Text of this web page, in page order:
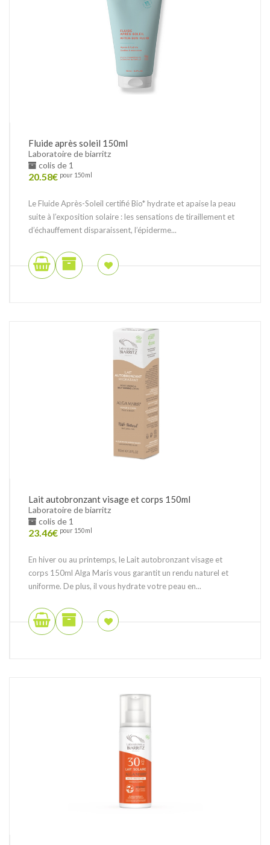
Fluide après soleil 150ml
Laboratoire de biarritz
colis de 1
20.58€ pour 150ml
Le Fluide Après-Soleil certifié Bio* hydrate et apaise la peau
suite à l’exposition solaire : les sensations de tiraillement et
d’échauffement disparaissent, l’épiderme...
Lait autobronzant visage et corps 150ml
Laboratoire de biarritz
colis de 1
23.46€ pour 150ml
En hiver ou au printemps, le Lait autobronzant visage et
corps 150ml Alga Maris vous garantit un rendu naturel et
uniforme. De plus, il vous hydrate votre peau en...